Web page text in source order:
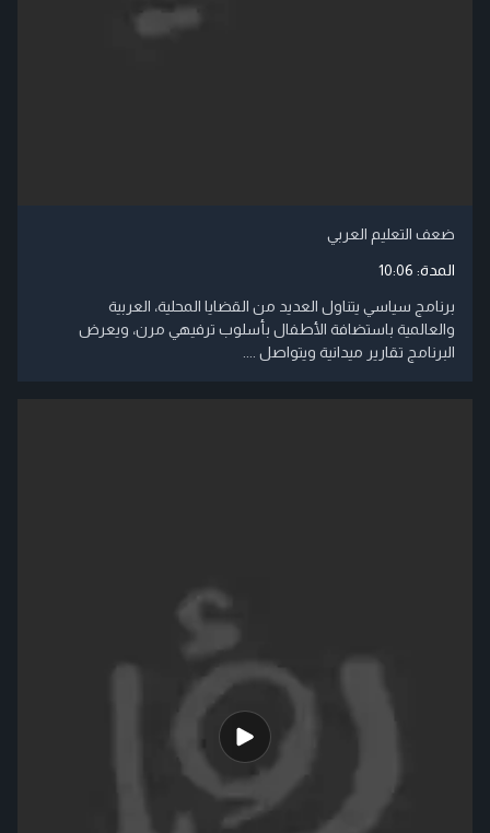
ضعف التعليم العربي
المدة: 10:06
برنامج سياسي يتناول العديد من القضايا المحلية، العربية
والعالمية باستضافة الأطفال بأسلوب ترفيهي مرن، ويعرض
البرنامج تقارير ميدانية ويتواصل ....